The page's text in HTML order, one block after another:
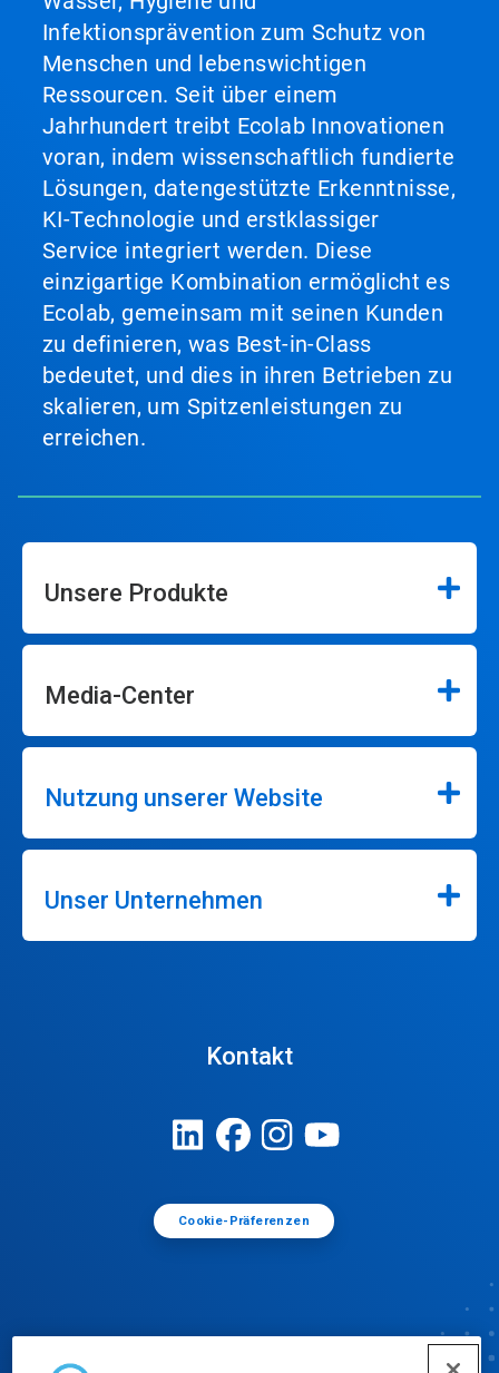
Infektionsprävention zum Schutz von
Menschen und lebenswichtigen
Ressourcen. Seit über einem
Jahrhundert treibt Ecolab Innovationen
voran, indem wissenschaftlich fundierte
Lösungen, datengestützte Erkenntnisse,
KI-Technologie und erstklassiger
Service integriert werden. Diese
einzigartige Kombination ermöglicht es
Ecolab, gemeinsam mit seinen Kunden
zu definieren, was Best-in-Class
bedeutet, und dies in ihren Betrieben zu
skalieren, um Spitzenleistungen zu
erreichen.
Unsere Produkte
Media-Center
Nutzung unserer Website
Unser Unternehmen
Kontakt
Cookie-Präferenzen